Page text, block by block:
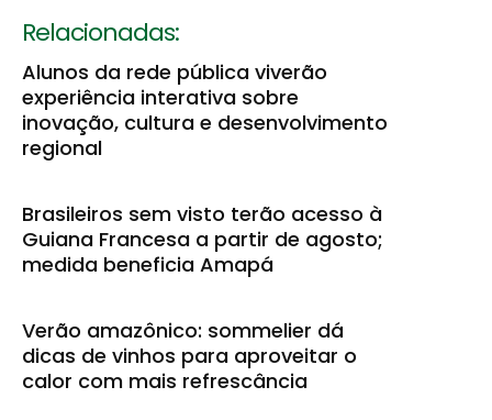
Relacionadas:
Alunos da rede pública viverão
experiência interativa sobre
inovação, cultura e desenvolvimento
regional
Brasileiros sem visto terão acesso à
Guiana Francesa a partir de agosto;
medida beneficia Amapá
Verão amazônico: sommelier dá
dicas de vinhos para aproveitar o
calor com mais refrescância